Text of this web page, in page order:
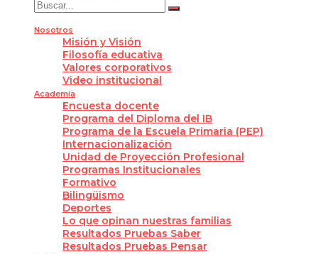
Nosotros
Misión y Visión
Filosofía educativa
Valores corporativos
Video institucional
Academia
Encuesta docente
Programa del Diploma del IB
Programa de la Escuela Primaria (PEP)
Internacionalización
Unidad de Proyección Profesional
Programas Institucionales
Formativo
Bilingüismo
Deportes
Lo que opinan nuestras familias
Resultados Pruebas Saber
Resultados Pruebas Pensar